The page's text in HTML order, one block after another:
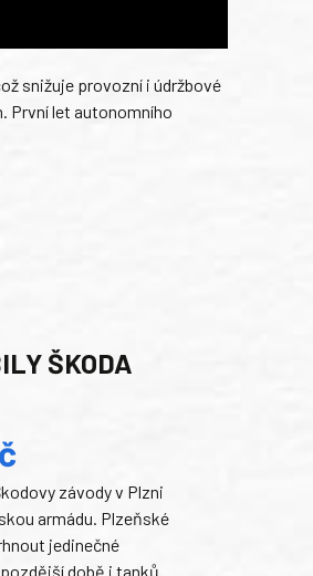
snižuje provozní i údržbové
První let autonomního
ŠKODA
závody v Plzni
armádu. Plzeňské
jedinečné
době i tanků.